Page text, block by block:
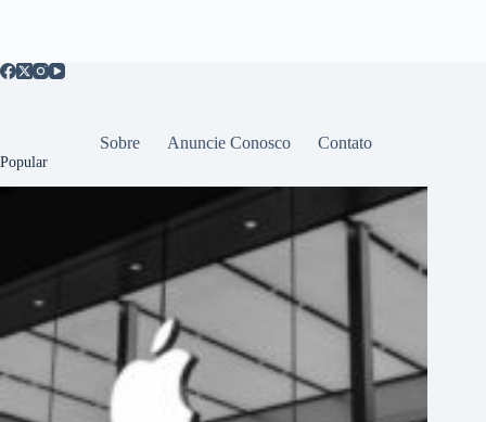
Sobre Anuncie Conosco Contato
Popular